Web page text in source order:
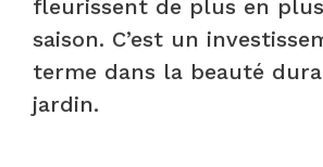
fleurissent de plus en
saison. C’est un
terme dans la beauté
jardin.